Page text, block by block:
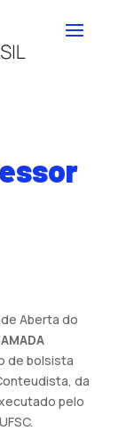
Aberta do
de bolsista
da
pelo